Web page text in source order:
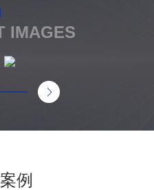
IMAGES
例